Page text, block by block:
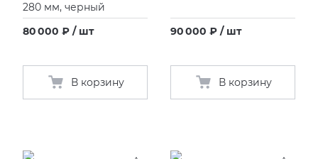
280 мм, черный
80 000 ₽ / шт
В корзину
90 000 ₽ / шт
В корзину